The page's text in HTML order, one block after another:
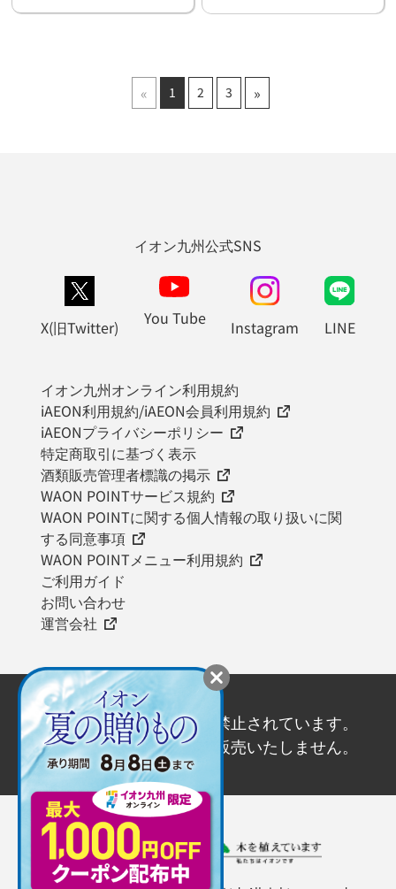
« 1 2 3 »
イオン九州公式SNS
X(旧Twitter) You Tube Instagram LINE
イオン九州オンライン利用規約
iAEON利用規約/iAEON会員利用規約
iAEONプライバシーポリシー
特定商取引に基づく表示
酒類販売管理者標識の掲示
WAON POINTサービス規約
WAON POINTに関する個人情報の取り扱いに関
する同意事項
WAON POINTメニュー利用規約
ご利用ガイド
お問い合わせ
運営会社
20歳未満の飲酒は法律で禁止されています。
20歳未満の方にはお酒を販売いたしません。